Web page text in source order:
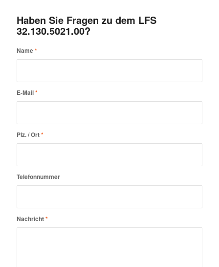
Haben Sie Fragen zu dem LFS
32.130.5021.00?
Name*
E-Mail*
Plz. / Ort*
Telefonnummer
Nachricht*